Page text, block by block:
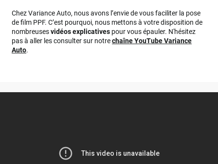
Chez Variance Auto, nous avons l’envie de vous faciliter la pose
de film PPF. C’est pourquoi, nous mettons à votre disposition de
nombreusesvidéos explicatives pour vous épauler. N'hésitez
pas à aller les consulter sur notrechaîne YouTube Variance
Auto.